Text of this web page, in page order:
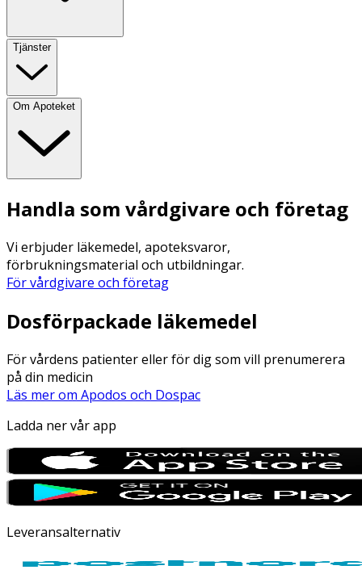
Tjänster
Om Apoteket
Handla som vårdgivare och företag
Vi erbjuder läkemedel, apoteksvaror,
förbrukningsmaterial och utbildningar.
För vårdgivare och företag
Dosförpackade läkemedel
För vårdens patienter eller för dig som vill prenumerera
på din medicin
Läs mer om Apodos och Dospac
Ladda ner vår app
Leveransalternativ